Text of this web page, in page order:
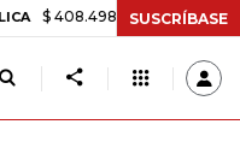
+$ 8.753,81 +2,19%
SUSCRÍBASE